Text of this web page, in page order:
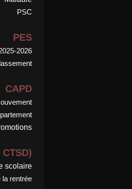
PSC
PES
2026
CAPD
scolaire
la rentrée